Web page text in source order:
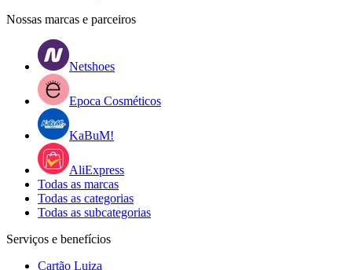
Nossas marcas e parceiros
Netshoes
Epoca Cosméticos
KaBuM!
AliExpress
Todas as marcas
Todas as categorias
Todas as subcategorias
Serviços e benefícios
Cartão Luiza